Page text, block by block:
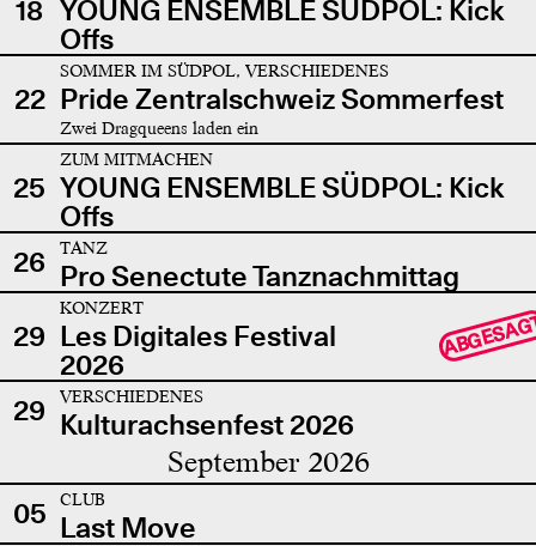
18 YOUNG ENSEMBLE SÜDPOL: Kick
Offs
22
SOMMER IM SÜDPOL, VERSCHIEDENES
Pride Zentralschweiz Sommerfest
Zwei Dragqueens laden ein
25
ZUM MITMACHEN
YOUNG ENSEMBLE SÜDPOL: Kick
Offs
26
TANZ
Pro Senectute Tanznachmittag
29
KONZERT
Les Digitales Festival
2026
29 VERSCHIEDENES
Kulturachsenfest 2026
September 2026
05 CLUB
Last Move